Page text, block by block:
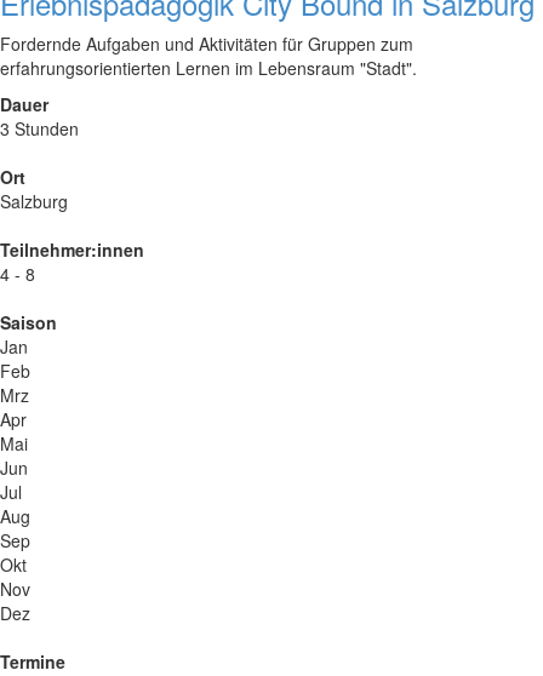
Fordernde Aufgaben und Aktivitäten für Gruppen zum
erfahrungsorientierten Lernen im Lebensraum "Stadt".
Dauer
3 Stunden
Ort
Salzburg
Teilnehmer:innen
4 - 8
Saison
Jan
Feb
Mrz
Apr
Mai
Jun
Jul
Aug
Sep
Okt
Nov
Dez
Termine